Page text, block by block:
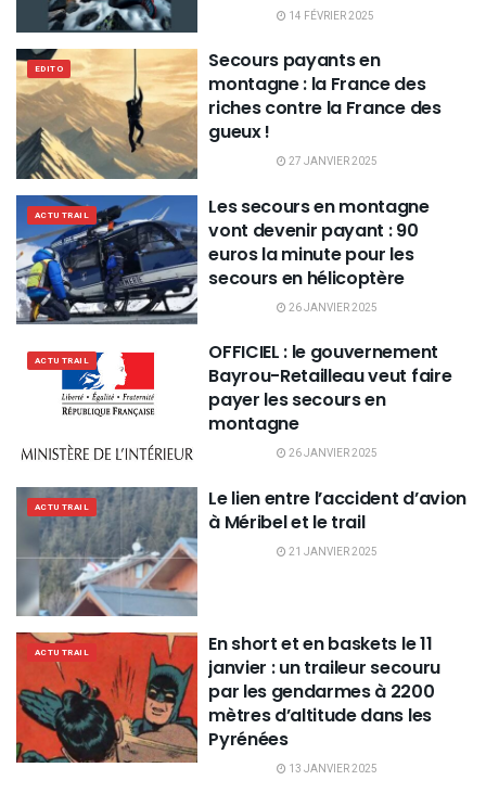
14 FÉVRIER 2025
EDITO
Secours payants en
montagne : la France des
riches contre la France des
gueux !
27 JANVIER 2025
ACTU TRAIL
Les secours en montagne
vont devenir payant : 90
euros la minute pour les
secours en hélicoptère
26 JANVIER 2025
ACTU TRAIL
OFFICIEL : le gouvernement
Bayrou-Retailleau veut faire
payer les secours en
montagne
26 JANVIER 2025
ACTU TRAIL
Le lien entre l’accident d’avion
à Méribel et le trail
21 JANVIER 2025
ACTU TRAIL
En short et en baskets le 11
janvier : un traileur secouru
par les gendarmes à 2200
mètres d’altitude dans les
Pyrénées
13 JANVIER 2025